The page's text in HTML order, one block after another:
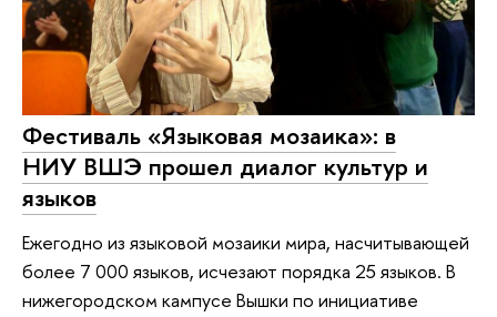
Фестиваль «Языковая мозаика»: в
НИУ ВШЭ прошел диалог культур и
языков
Ежегодно из языковой мозаики мира, насчитывающей
более 7 000 языков, исчезают порядка 25 языков. В
нижегородском кампусе Вышки по инициативе